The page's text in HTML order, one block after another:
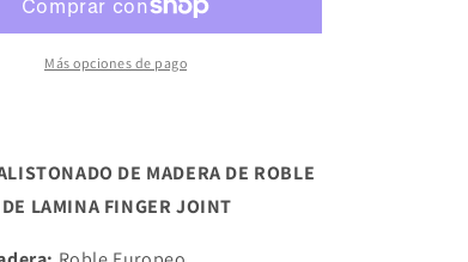
ROBLE
Lamina
Finger
Más opciones de pago
DE MADERA DE ROBLE
LAMINA FINGER JOINT